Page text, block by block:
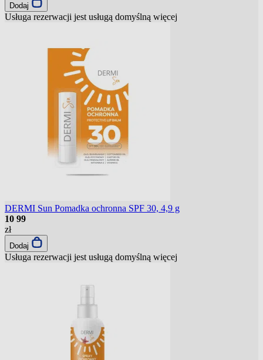
Dodaj
Usługa rezerwacji jest usługą domyślną więcej
DERMI Sun Pomadka ochronna SPF 30, 4,9 g
10 99
zł
Dodaj
Usługa rezerwacji jest usługą domyślną więcej